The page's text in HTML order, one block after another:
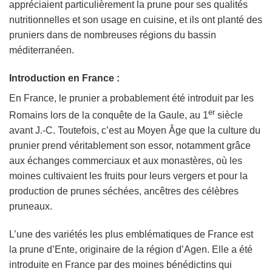
appréciaient particulièrement la prune pour ses qualités
nutritionnelles et son usage en cuisine, et ils ont planté des
pruniers dans de nombreuses régions du bassin
méditerranéen.
Introduction en France :
En France, le prunier a probablement été introduit par les
Romains lors de la conquête de la Gaule, au 1er siècle
avant J.-C. Toutefois, c’est au Moyen Âge que la culture du
prunier prend véritablement son essor, notamment grâce
aux échanges commerciaux et aux monastères, où les
moines cultivaient les fruits pour leurs vergers et pour la
production de prunes séchées, ancêtres des célèbres
pruneaux.
L’une des variétés les plus emblématiques de France est
la prune d’Ente, originaire de la région d’Agen. Elle a été
introduite en France par des moines bénédictins qui